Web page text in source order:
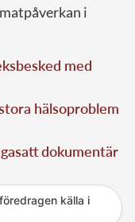
i
med
hälsoproblem
dokumentär
källa i